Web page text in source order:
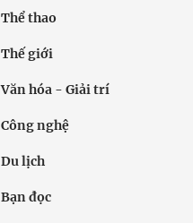
Thể thao
Thế giới
Văn hóa - Giải trí
Công nghệ
Du lịch
Bạn đọc